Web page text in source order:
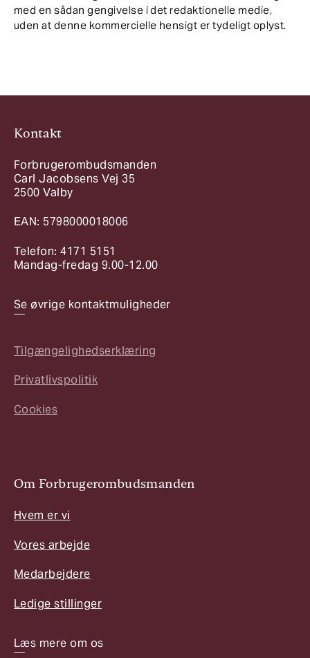
med en sådan gengivelse i det redaktionelle medie,
uden at denne kommercielle hensigt er tydeligt oplyst.
Kontakt
Forbrugerombudsmanden
Carl Jacobsens Vej 35
2500 Valby
EAN: 5798000018006
Telefon: 4171 5151
Mandag-fredag 9.00-12.00
Se øvrige kontaktmuligheder
Tilgængelighedserklæring
Privatlivspolitik
Cookies
Om Forbrugerombudsmanden
Hvem er vi
Vores arbejde
Medarbejdere
Ledige stillinger
Læs mere om os